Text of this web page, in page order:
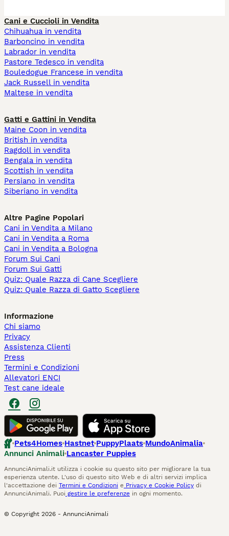
Cani e Cuccioli in Vendita
Chihuahua in vendita
Barboncino in vendita
Labrador in vendita
Pastore Tedesco in vendita
Bouledogue Francese in vendita
Jack Russell in vendita
Maltese in vendita
Gatti e Gattini in Vendita
Maine Coon in vendita
British in vendita
Ragdoll in vendita
Bengala in vendita
Scottish in vendita
Persiano in vendita
Siberiano in vendita
Altre Pagine Popolari
Cani in Vendita a Milano
Cani in Vendita a Roma
Cani in Vendita a Bologna
Forum Sui Cani
Forum Sui Gatti
Quiz: Quale Razza di Cane Scegliere
Quiz: Quale Razza di Gatto Scegliere
Informazione
Chi siamo
Privacy
Assistenza Clienti
Press
Termini e Condizioni
Allevatori ENCI
Test cane ideale
Pets4Homes Hastnet PuppyPlaats MundoAnimalia
Annunci Animali Lancaster Puppies
AnnunciAnimali.it utilizza i cookie su questo sito per migliorare la tua
esperienza utente. L'uso di questo sito Web e di altri servizi implica
l'accettazione dei Termini e Condizioni e Privacy e Cookie Policy di
AnnunciAnimali. Puoi gestire le preferenze in ogni momento.
© Copyright 2026 - AnnunciAnimali